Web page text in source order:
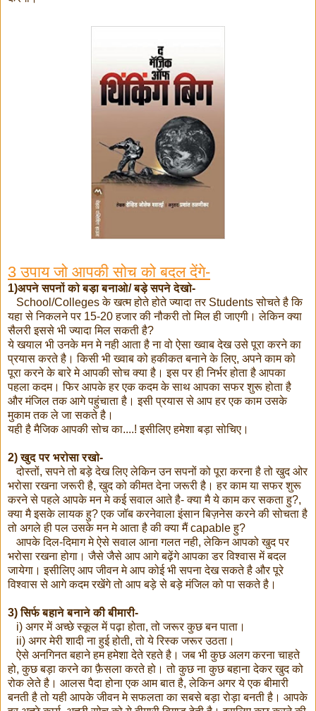
3 उपाय जो आपकी सोच को बदल देंगे-
1)अपने सपनों को बड़ा बनाओ/ बड़े सपने देखो-
School/Colleges के खत्म होते होते ज्यादा तर Students सोचते है कि
यहा से निकलने पर 15-20 हजार की नौकरी तो मिल ही जाएगी। लेकिन क्या
सैलरी इससे भी ज्यादा मिल सकती है?
ये खयाल भी उनके मन मे नही आता है ना वो ऐसा ख्वाब देख उसे पूरा करने का
प्रयास करते है। किसी भी ख्वाब को हकीकत बनाने के लिए, अपने काम को
पूरा करने के बारे मे आपकी सोच क्या है। इस पर ही निर्भर होता है आपका
पहला कदम। फिर आपके हर एक कदम के साथ आपका सफर शुरू होता है
और मंजिल तक आगे पहुंचाता है। इसी प्रयास से आप हर एक काम उसके
मुकाम तक ले जा सकते है।
यही है मैजिक आपकी सोच का....! इसीलिए हमेशा बड़ा सोचिए।
2) खुद पर भरोसा रखो-
दोस्तों, सपने तो बड़े देख लिए लेकिन उन सपनों को पूरा करना है तो खुद ओर
भरोसा रखना जरूरी है, खुद को कीमत देना जरूरी है। हर काम या सफर शुरू
करने से पहले आपके मन मे कई सवाल आते है- क्या मै ये काम कर सकता हु?,
क्या मै इसके लायक हु? एक जॉब करनेवाला इंसान बिज़नेस करने की सोचता है
तो अगले ही पल उसके मन मे आता है की क्या मैं capable हु?
आपके दिल-दिमाग मे ऐसे सवाल आना गलत नही, लेकिन आपको खुद पर
भरोसा रखना होगा। जैसे जैसे आप आगे बढ़ेंगे आपका डर विश्वास में बदल
जायेगा। इसीलिए आप जीवन मे आप कोई भी सपना देख सकते है और पूरे
विश्वास से आगे कदम रखेंगे तो आप बड़े से बड़े मंजिल को पा सकते है।
3) सिर्फ बहाने बनाने की बीमारी-
i) अगर में अच्छे स्कूल में पढ़ा होता, तो जरूर कुछ बन पाता।
ii) अगर मेरी शादी ना हुई होती, तो ये रिस्क जरूर उठता।
ऐसे अनगिनत बहाने हम हमेशा देते रहते है। जब भी कुछ अलग करना चाहते
हो, कुछ बड़ा करने का फ़ैसला करते हो। तो कुछ ना कुछ बहाना देकर खुद को
रोक लेते है। आलस पैदा होना एक आम बात है, लेकिन अगर ये एक बीमारी
बनती है तो यही आपके जीवन मे सफलता का सबसे बड़ा रोड़ा बनती है। आपके